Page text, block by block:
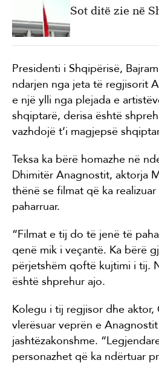
Sot ditë zie në
Presidenti i Shqipërisë,
ndarjen nga jeta të regjisorit
e një ylli nga plejada e
shqiptarë, derisa është
vazhdojë t’i magjepsë
Teksa ka bërë homazhe në
Dhimitër Anagnostit, aktorja
thënë se filmat që ka
paharruar.
“Filmat e tij do të jenë të
qenë mik i veçantë. Ka bërë
përjetshëm qoftë kujtimi i tij.
është shprehur ajo.
Kolegu i tij regjisor dhe aktor,
vlerësuar veprën e
jashtëzakonshme.
personazhet që ka ndërtuar